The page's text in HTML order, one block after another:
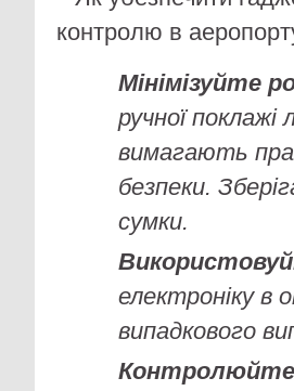
Мінімізуйте
ручної
вимагають
безпеки.
сумки.
електроніку в
випадкового